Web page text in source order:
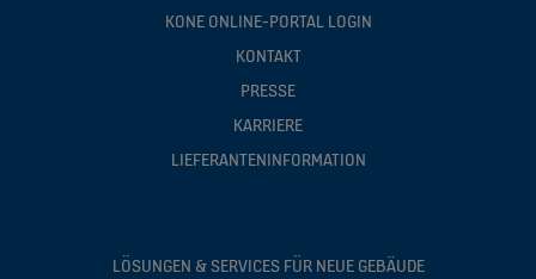
KONE ONLINE-PORTAL LOGIN
KONTAKT
PRESSE
KARRIERE
LIEFERANTENINFORMATION
LÖSUNGEN & SERVICES FÜR NEUE GEBÄUDE